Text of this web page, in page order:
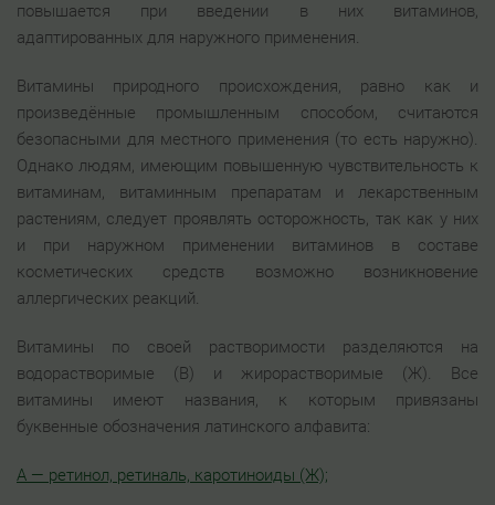
повышается при введении в них витаминов,
адаптированных для наружного применения.
Витамины природного происхождения, равно как и
произведённые промышленным способом, считаются
безопасными для местного применения (то есть наружно).
Однако людям, имеющим повышенную чувствительность к
витаминам, витаминным препаратам и лекарственным
растениям, следует проявлять осторожность, так как у них
и при наружном применении витаминов в составе
косметических средств возможно возникновение
аллергических реакций.
Витамины по своей растворимости разделяются на
водорастворимые (В) и жирорастворимые (Ж). Все
витамины имеют названия, к которым привязаны
буквенные обозначения латинского алфавита:
А — ретинол, ретиналь, каротиноиды (Ж);